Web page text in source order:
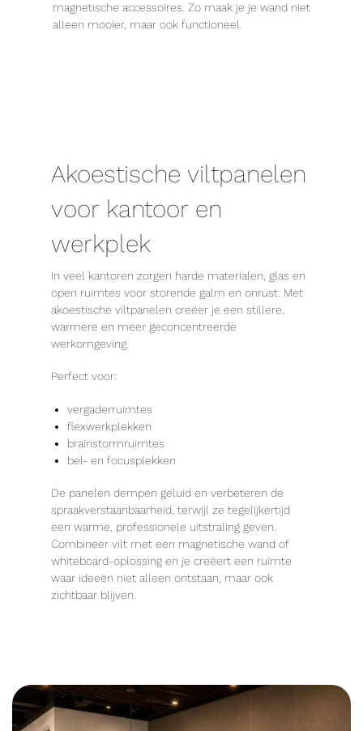
magnetische accessoires. Zo maak je je wand niet
alleen mooier, maar ook functioneel.
Akoestische viltpanelen
voor kantoor en
werkplek
In veel kantoren zorgen harde materialen, glas en
open ruimtes voor storende galm en onrust. Met
akoestische viltpanelen creëer je een stillere,
warmere en meer geconcentreerde
werkomgeving.
Perfect voor:
vergaderruimtes
flexwerkplekken
brainstormruimtes
bel- en focusplekken
De panelen dempen geluid en verbeteren de
spraakverstaanbaarheid, terwijl ze tegelijkertijd
een warme, professionele uitstraling geven.
Combineer vilt met een magnetische wand of
whiteboard-oplossing en je creëert een ruimte
waar ideeën niet alleen ontstaan, maar ook
zichtbaar blijven.